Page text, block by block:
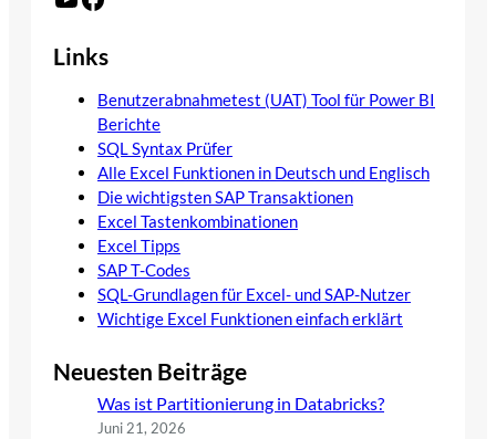
Links
Benutzerabnahmetest (UAT) Tool für Power BI
Berichte
SQL Syntax Prüfer
Alle Excel Funktionen in Deutsch und Englisch
Die wichtigsten SAP Transaktionen
Excel Tastenkombinationen
Excel Tipps
SAP T-Codes
SQL-Grundlagen für Excel- und SAP-Nutzer
Wichtige Excel Funktionen einfach erklärt
Neuesten Beiträge
Was ist Partitionierung in Databricks?
Juni 21, 2026